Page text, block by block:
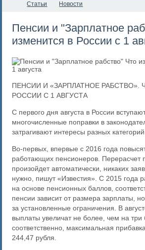
Статьи Новости
Пенсии и "Зарплатное
изменится в России с 1
ПЕНСИИ И «ЗАРПЛАТНОЕ РАБСТВО».
РОССИИ С 1 АВГУСТА
С первого дня августа в России
многочисленные поправки в
затрагивают интересы разных
Во-первых, впервые с 2016 года
работающих пенсионеров. Перерасчет
произойдет автоматически, никаких
нужно, пишут «Известия». С 2015 года
на основе пенсионных баллов,
пенсии зависит от размера зарплаты,
за установленные ограничения. В
выплаты увеличат не более, чем на три
соответственно, максимальная
244,47 рубля.